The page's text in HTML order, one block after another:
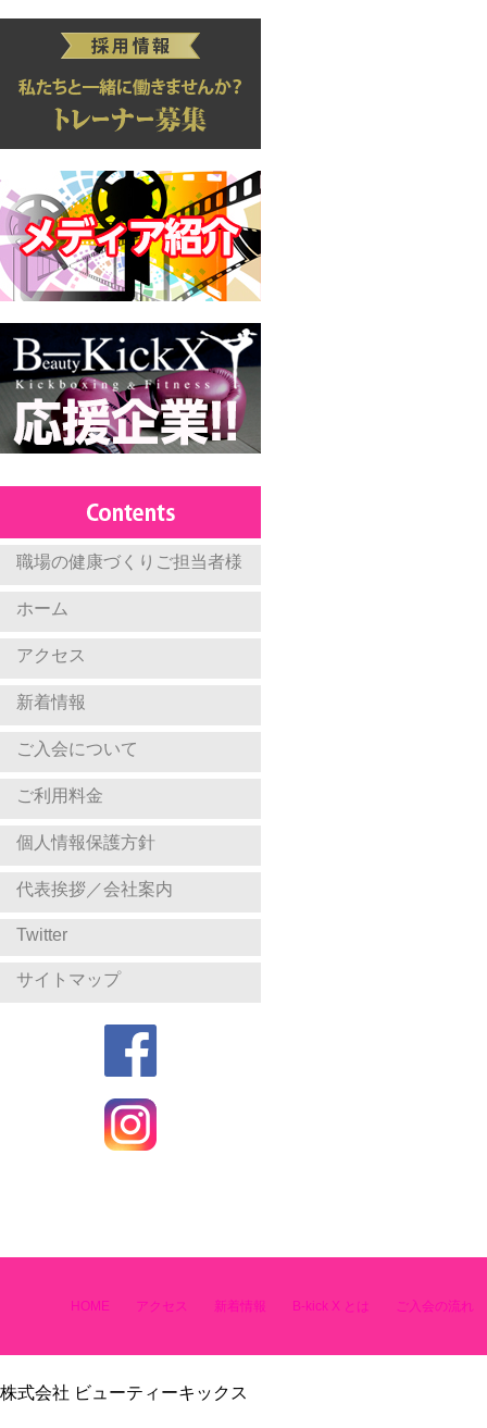
職場の健康づくりご担当者様
ホーム
アクセス
新着情報
ご入会について
ご利用料金
個人情報保護方針
代表挨拶／会社案内
Twitter
サイトマップ
HOME アクセス 新着情報 B-kick X とは ご入会の流れ
株式会社 ビューティーキックス